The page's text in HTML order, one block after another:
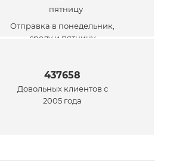
Отправка в понедельник,
среду и пятницу
437658
Довольных клиентов с
2005 года